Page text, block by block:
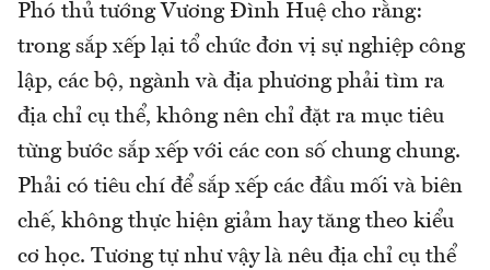
Phó thủ tướng Vương Đình Huệ cho rằng:
trong sắp xếp lại tổ chức đơn vị sự nghiệp công
lập, các bộ, ngành và địa phương phải tìm ra
địa chỉ cụ thể, không nên chỉ đặt ra mục tiêu
từng bước sắp xếp với các con số chung chung.
Phải có tiêu chí để sắp xếp các đầu mối và biên
chế, không thực hiện giảm hay tăng theo kiểu
cơ học. Tương tự như vậy là nêu địa chỉ cụ thể